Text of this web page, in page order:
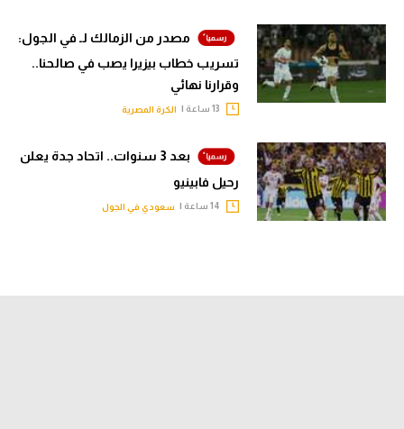
مصدر من الزمالك لـ في الجول:
تسريب خطاب بيزيرا يصب في صالحنا..
وقرارنا نهائي
الكرة المصرية
بعد 3 سنوات.. اتحاد جدة يعلن
رحيل فابينيو
سعودي في الجول